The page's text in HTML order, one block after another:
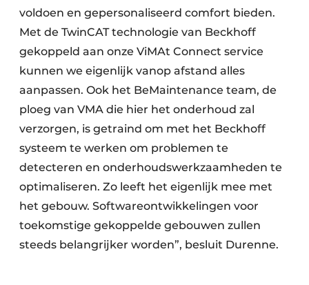
voldoen en gepersonaliseerd comfort bieden.
Met de TwinCAT technologie van Beckhoff
gekoppeld aan onze ViMAt Connect service
kunnen we eigenlijk vanop afstand alles
aanpassen. Ook het BeMaintenance team, de
ploeg van VMA die hier het onderhoud zal
verzorgen, is getraind om met het Beckhoff
systeem te werken om problemen te
detecteren en onderhoudswerkzaamheden te
optimaliseren. Zo leeft het eigenlijk mee met
het gebouw. Softwareontwikkelingen voor
toekomstige gekoppelde gebouwen zullen
steeds belangrijker worden”, besluit Durenne.